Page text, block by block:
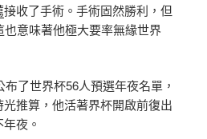
接收了手術。手術固然勝利，但
意味著他極大要率無緣世界
了世界杯56人預選年夜名單，
推算，他活著界杯開啟前復出
年夜。